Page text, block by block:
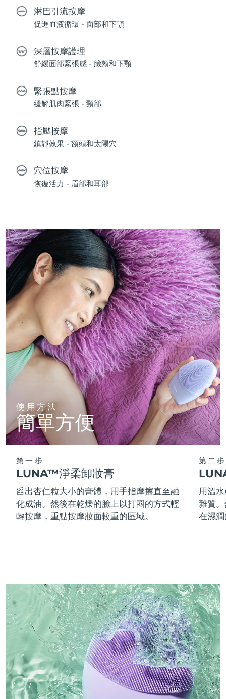
淋巴引流按摩
促進血液循環 - 面部和下顎
深層按摩護理
舒緩面部緊張感 - 臉頰和下顎
緊張點按摩
緩解肌肉緊張 - 頸部
指壓按摩
鎮靜效果 - 額頭和太陽穴
穴位按摩
恢復活力 - 眉部和耳部
使用方法
簡單方便
第一步
LUNA™淨柔卸妝膏
舀出杏仁粒大小的膏體，用手指摩擦直至融
化成油。然後在乾燥的臉上以打圈的方式輕
輕按摩，重點按摩妝面較重的區域。
第二步
用溫
雜質
在濕